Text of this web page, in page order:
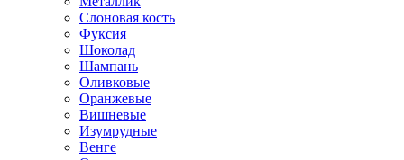
Слоновая кость
Фуксия
Шоколад
Шампань
Оливковые
Оранжевые
Вишневые
Изумрудные
Венге